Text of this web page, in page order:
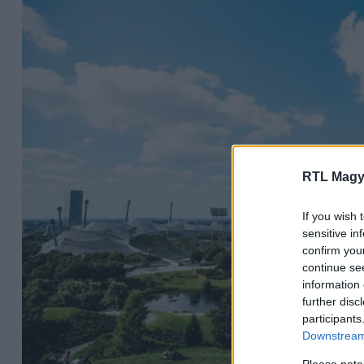
RTL
If you wish
sensitive
confirm
continue
information
further